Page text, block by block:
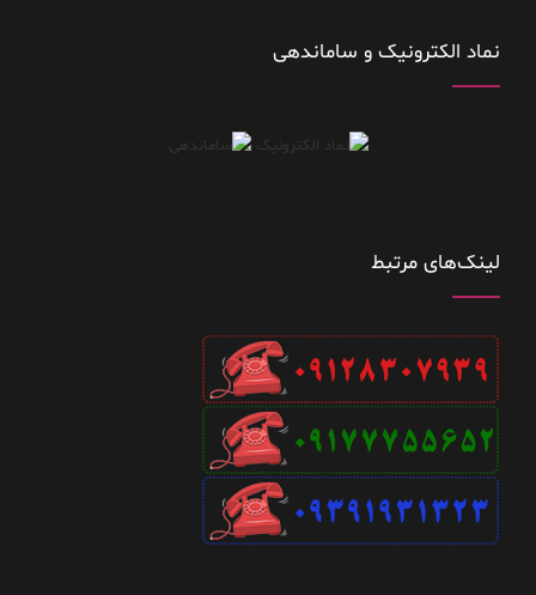
نماد الکترونیک و ساماندهی
لینک‌های مرتبط